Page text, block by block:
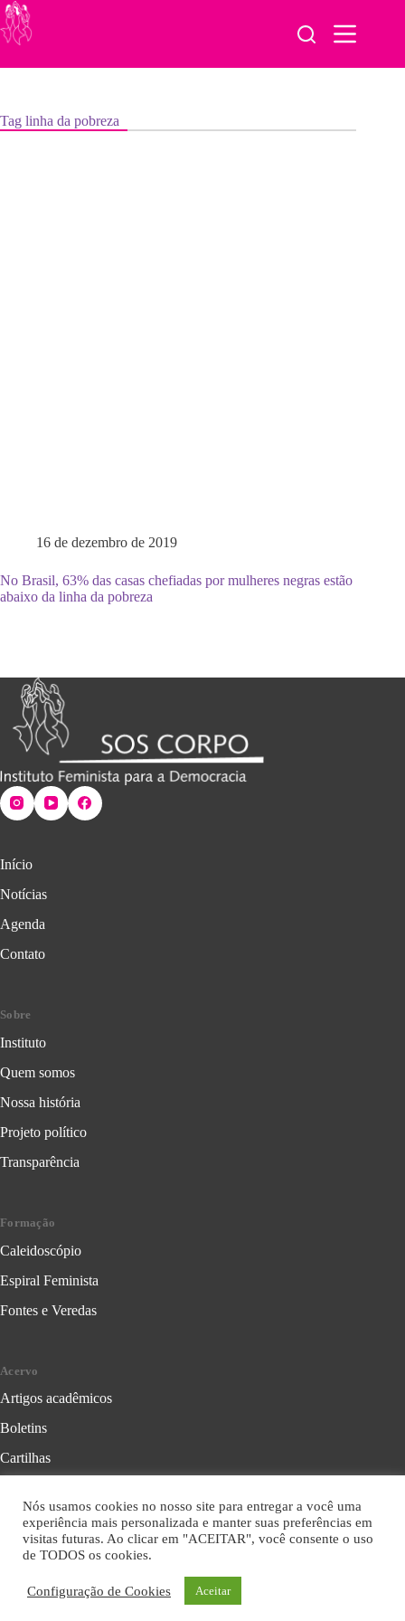
Pular
para
o
Tag linha da pobreza
16 de dezembro de 2019
No Brasil, 63% das casas chefiadas por mulheres negras estão
abaixo da linha da pobreza
Início
Notícias
Agenda
Contato
Sobre
Instituto
Quem somos
Nossa história
Projeto político
Transparência
Formação
Caleidoscópio
Espiral Feminista
Fontes e Veredas
Acervo
Artigos acadêmicos
Boletins
Cartilhas
Folhetos
Livros
Nós usamos cookies no nosso site para entregar a você uma
experiência mais personalizada e manter suas preferências em
visitas futuras. Ao clicar em "ACEITAR", você consente o uso
de TODOS os cookies.
Configuração de Cookies Aceitar